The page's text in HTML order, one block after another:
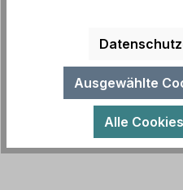
Hofschild Frische
Wir führen zahlreiche
Ausgewählte
Alle